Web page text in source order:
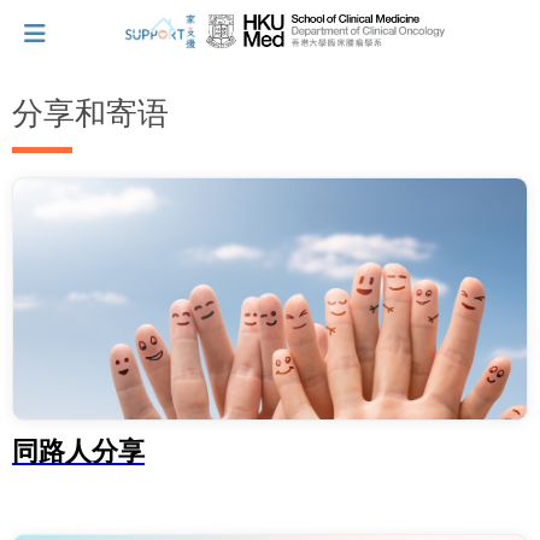
我刚得知我患上癌症...
让我们与你并肩而行。
拥抱每刻，留住这爱。
轻松一下，充下电啦！
分享和寄语
同路人分享